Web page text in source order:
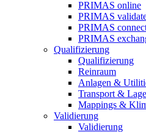
PRIMAS online
PRIMAS
PRIMAS
PRIMAS
Qualifizierung
Qualifizierung
Reinraum
Anlagen &
Transport &
Mappings &
Validierung
Validierung